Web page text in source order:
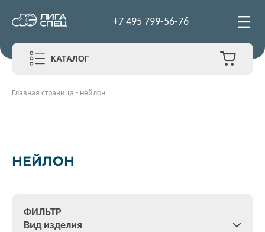
+7 495 799-56-76
КАТАЛОГ
Главная страница - нейлон
НЕЙЛОН
ФИЛЬТР
Вид изделия